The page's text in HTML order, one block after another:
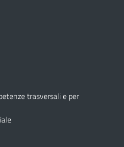
trasversali e per